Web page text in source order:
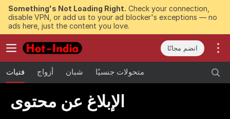
Something's Not Loading Right. Check your connection,
disable VPN, or add us to your ad blocker's exceptions — no
ads here, just the content you love.
انضم مجانًا
فتيات أزواج شبان متحولات جنسيًا
الإبلاغ عن محتوى